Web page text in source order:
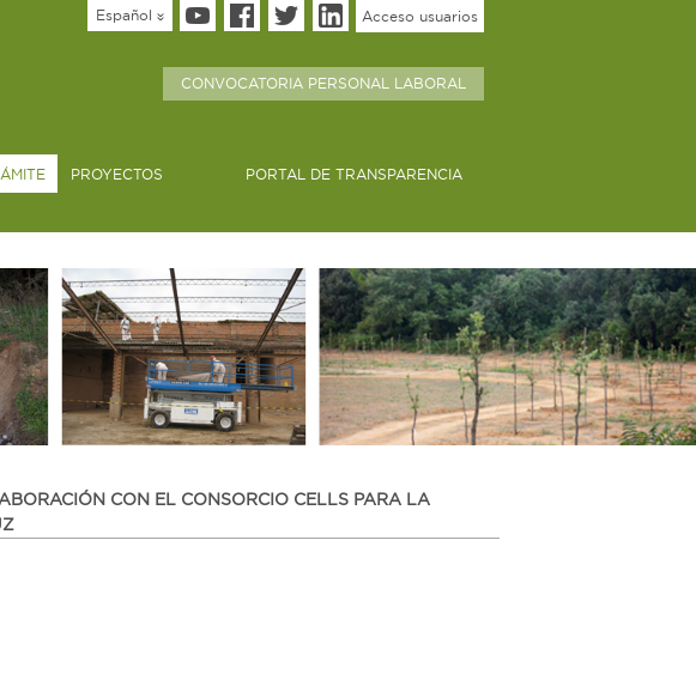
Español Acceso usuarios
CONVOCATORIA PERSONAL LABORAL
PROYECTOS PORTAL DE TRANSPARENCIA
CON EL CONSORCIO CELLS PARA LA